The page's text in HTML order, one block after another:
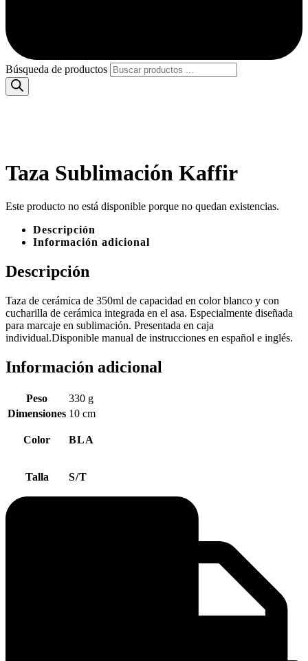
Búsqueda de productos
Taza Sublimación Kaffir
Este producto no está disponible porque no quedan existencias.
Descripción
Información adicional
Descripción
Taza de cerámica de 350ml de capacidad en color blanco y con
cucharilla de cerámica integrada en el asa. Especialmente diseñada
para marcaje en sublimación. Presentada en caja
individual.Disponible manual de instrucciones en español e inglés.
Información adicional
Peso
330 g
Dimensiones 10 cm
Color BLA
Talla S/T